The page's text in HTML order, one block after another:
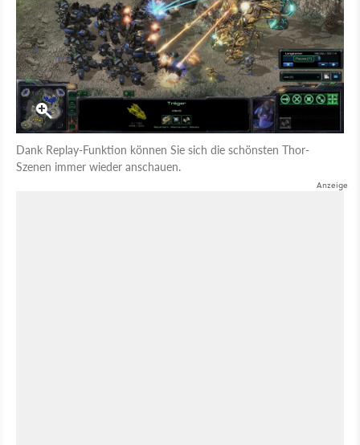
Dank Replay-Funktion können Sie sich die schönsten Thor-
Szenen immer wieder anschauen.